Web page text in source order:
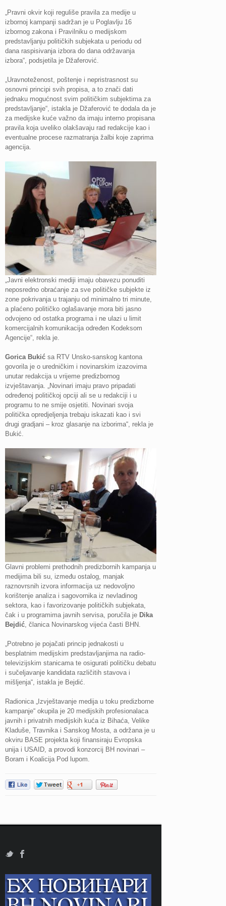
„Pravni okvir koji reguliše pravila za medije u
izbornoj kampanji sadržan je u Poglavlju 16
izbornog zakona i Pravilniku o medijskom
predstavljanju političkih subjekata u periodu od
dana raspisivanja izbora do dana održavanja
izbora“, podsjetila je Džaferović.
„Uravnoteženost, poštenje i nepristrasnost su
osnovni principi svih propisa, a to znači dati
jednaku mogućnost svim političkim subjektima za
predstavljanje“, istakla je Džaferović te dodala da je
za medijske kuće važno da imaju interno propisana
pravila koja uveliko olakšavaju rad redakcije kao i
eventualne procese razmatranja žalbi koje zaprima
agencija.
„Javni elektronski mediji imaju obavezu ponuditi
neposredno obraćanje za sve političke subjekte iz
zone pokrivanja u trajanju od minimalno tri minute,
a plaćeno političko oglašavanje mora biti jasno
odvojeno od ostatka programa i ne ulazi u limit
komercijalnih komunikacija određen Kodeksom
Agencije“, rekla je.
Gorica Bukić sa RTV Unsko-sanskog kantona
govorila je o uredničkim i novinarskim izazovima
unutar redakcija u vrijeme predizbornog
izvještavanja. „Novinari imaju pravo pripadati
određenoj političkoj opciji ali se u redakciji i u
programu to ne smije osjetiti. Novinari svoja
politička opredjeljenja trebaju iskazati kao i svi
drugi gradjani – kroz glasanje na izborima“, rekla je
Bukić.
Glavni problemi prethodnih predizbornih kampanja u
medijima bili su, između ostalog, manjak
raznovrsnih izvora informacija uz nedovoljno
korištenje analiza i sagovornika iz nevladinog
sektora, kao i favorizovanje političkih subjekata,
čak i u programima javnih servisa, poručila je Dika
Bejdić, članica Novinarskog vijeća časti BHN.
„Potrebno je pojačati princip jednakosti u
besplatnim medijskim predstavljanjima na radio-
televizijskim stanicama te osigurati političku debatu
i sučeljavanje kandidata različitih stavova i
mišljenja“, istakla je Bejdić.
Radionica „Izvještavanje medija u toku predizborne
kampanje“ okupila je 20 medijskih profesionalaca
javnih i privatnih medijskih kuća iz Bihaća, Velike
Kladuše, Travnika i Sanskog Mosta, a održana je u
okviru BASE projekta koji finansiraju Evropska
unija i USAID, a provodi konzorcij BH novinari –
Boram i Koalicija Pod lupom.